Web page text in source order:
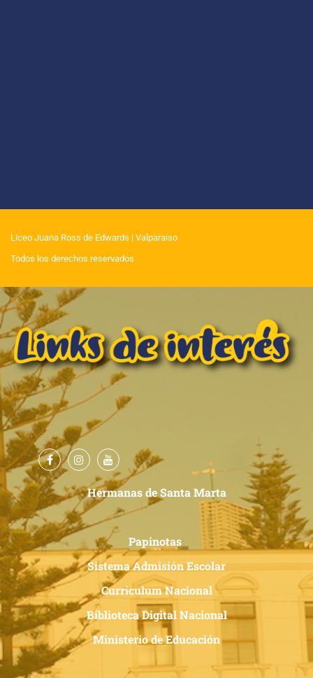
Liceo Juana Ross de Edwards | Valparaiso
Todos los derechos reservados
Hermanas de Santa Marta
Papinotas
Sistema Admisión Escolar
Curriculum Nacional
Biblioteca Digital Nacional
Ministerio de Educación